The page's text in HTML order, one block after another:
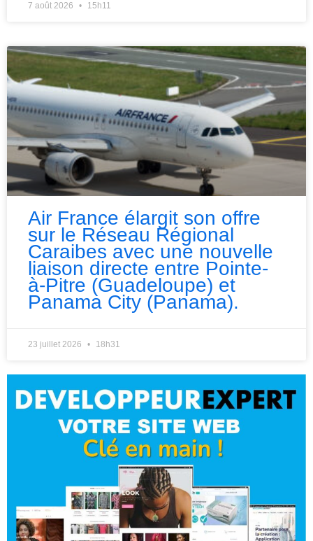
7 août 2026 15h11
Air France élargit son offre
sur le Réseau Régional
Caraibes avec une nouvelle
liaison directe entre Pointe-
à-Pitre (Guadeloupe) et
Panama City (Panama).
23 juillet 2026 18h31